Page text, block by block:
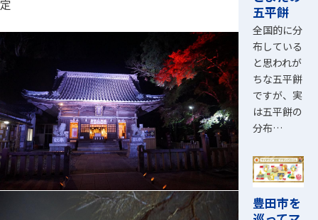
11月22日(土)・23日（土）日没～午後8時頃予
定
とよたの
五平餅
全国的に分
布している
と思われが
ちな五平餅
ですが、実
分布…